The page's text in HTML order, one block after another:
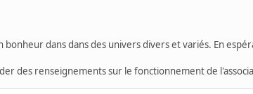
dans dans des univers divers et variés. En
des renseignements sur le fonctionnement de